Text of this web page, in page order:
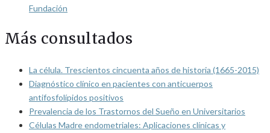
Fundación
Más consultados
La célula. Trescientos cincuenta años de historia (1665-2015)
Diagnóstico clínico en pacientes con anticuerpos
antifosfolípidos positivos
Prevalencia de los Trastornos del Sueño en Universitarios
Células Madre endometriales: Aplicaciones clínicas y